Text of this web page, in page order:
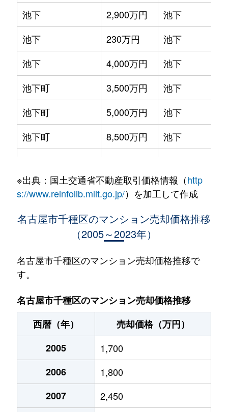
池下
2,900万円
池下
池下
230万円
池下
池下
4,000万円
池下
池下町
3,500万円
池下
池下町
5,000万円
池下
池下町
8,500万円
池下
池園町
240万円
本山(愛知)
410万円
池園町
5,800万円
本山(愛知)
池園町
池園町
320万円
本山(愛知)
猪高町大字猪子石
940万円
茶屋ケ坂
猪高町大字猪子石
570万円
猪高町大字猪子石
650万円
茶屋ケ坂
今池
1,200万円
今池(愛知)
※出典：国土交通省不動産取引価格情報（http
s://www.reinfolib.mlit.go.jp/）を加工して作成
名古屋市千種区のマンション売却価格推移
（2005～2023年）
名古屋市千種区のマンション売却価格推移で
す。
名古屋市千種区のマンション売却価格推移
西暦（年）
売却価格（万円）
2005
1,700
2006
1,800
2007
2,450